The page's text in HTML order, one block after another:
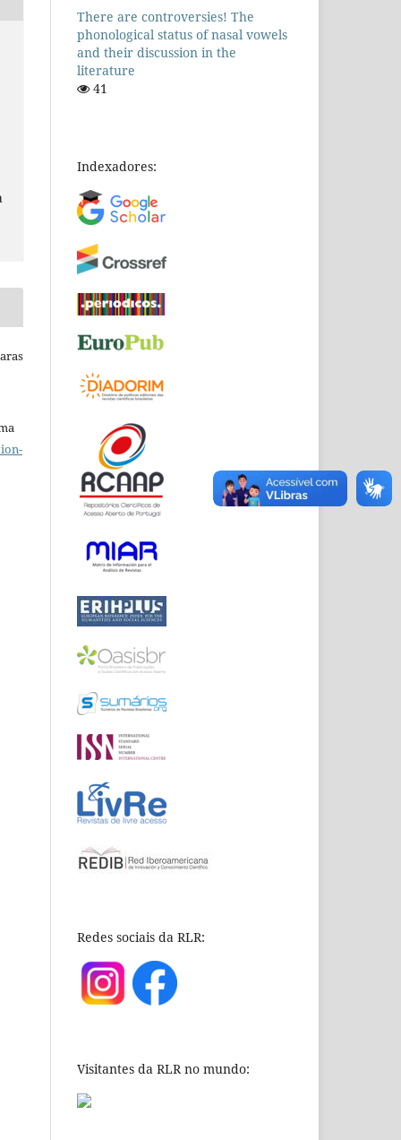
There are controversies! The
phonological status of nasal vowels
and their discussion in the
literature
41
Indexadores:
Redes sociais da RLR:
Visitantes da RLR no mundo: